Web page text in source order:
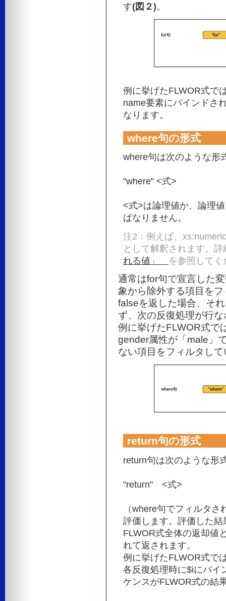
す(図２)。
例に挙げたFLWOR式で
name要素にバインドさ
なります。
where句の形式
where句は次のような形
"where" <式>
<式>は論理値か、論理
ばなりません。
注2：例えば、
として解釈されます。
れる値」 を参照してく
通常はfor句で宣言した
象から除外する項目を
falseを返した場合、そ
ず、次の反復処理が行
例に挙げたFLWOR式で
gender属性が「male」
ない項目をフィルタして
return句の形式
return句は次のような形
"return" <式>
（where句でフィルタ
評価します。評価した
FLWOR式全体の返却値
れて返されます。
例に挙げたFLWOR式で
各反復処理時に$iにバイ
ケンスがFLWOR式の結